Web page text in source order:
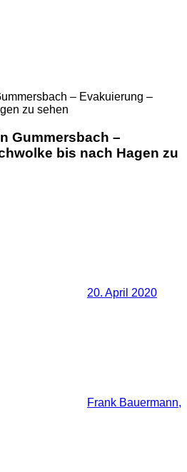
Gummersbach –
bis nach Hagen zu
20. April 2020
Frank Bauermann,